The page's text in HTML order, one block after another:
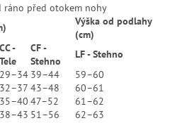
ráno před otokem nohy
Výška od podlahy
(cm)
CC -
Tele
CF -
Stehno
LF - Stehno
29–34 39–44
59–60
32–37 43–48
60–61
35–40 47–52
61–62
38–43 51–56
62–63